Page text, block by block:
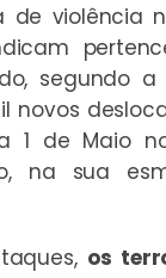
de violência
segundo
novos
1 de Maio
na sua
os